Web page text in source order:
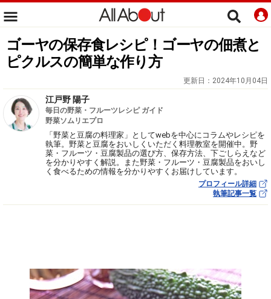
ゴーヤの保存食レシピ！ゴーヤの佃煮と
ピクルスの簡単な作り方
更新日： 2024年10月04日
江戸野 陽子
毎日の野菜・フルーツレシピ ガイド
野菜ソムリエプロ
「野菜と豆腐の料理家」としてwebを中心にコラムやレシピを
執筆。野菜と豆腐をおいしくいただく料理教室を開催中。野
菜・フルーツ・豆腐製品の選び方、保存方法、下ごしらえなど
を分かりやすく解説。また野菜・フルーツ・豆腐製品をおいし
く食べるための情報を分かりやすくお届けしています。
プロフィール詳細
執筆記事一覧